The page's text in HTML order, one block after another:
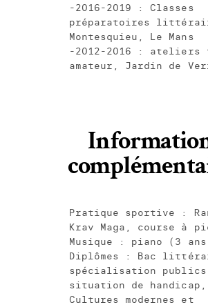
-2016-2019 : Classes
préparatoires
Montesquieu, Le Mans
-2012-2016 : ateliers
amateur, Jardin de
Pratique sportive :
Krav Maga, course à
Musique : piano (3
Diplômes : Bac
spécialisation publics
situation de
Cultures modernes et